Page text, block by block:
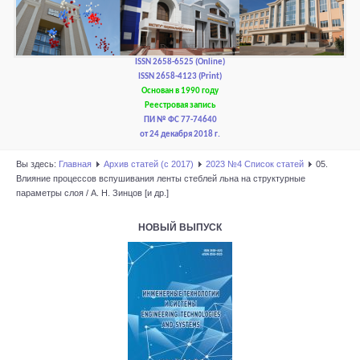
РЕДКОЛЛЕГИЯ
РЕДАКЦИОННАЯ ПОЛИТИКА И ЭТИКА
ISSN 2658-6525 (Online)
ISSN 2658-4123 (Print)
Основан в 1990 году
Реестровая запись
ПИ № ФС 77-74640
от 24 декабря 2018 г.
Вы здесь: Главная Архив статей (с 2017) 2023 №4 Список статей
05.
Влияние процессов вспушивания ленты стеблей льна на структурные
параметры слоя / А. Н. Зинцов [и др.]
НОВЫЙ ВЫПУСК